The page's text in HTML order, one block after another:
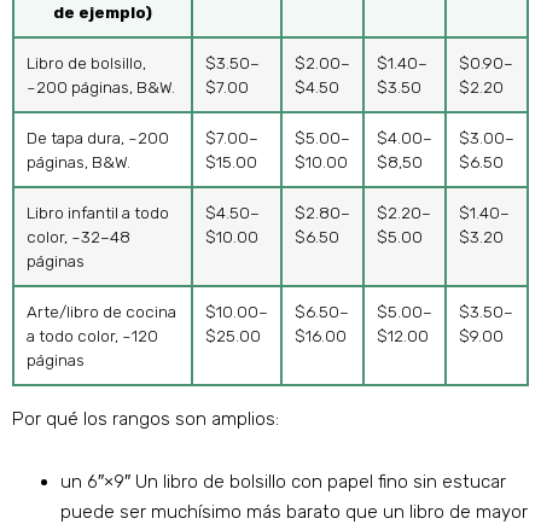
de ejemplo)
Libro de bolsillo,
~200 páginas, B&W.
$3.50–
$7.00
$2.00–
$4.50
$1.40–
$3.50
$0.90–
$2.20
De tapa dura, ~200
páginas, B&W.
$7.00–
$15.00
$5.00–
$10.00
$4.00–
$8,50
$3.00–
$6.50
Libro infantil a todo
color, ~32–48
páginas
$4.50–
$10.00
$2.80–
$6.50
$2.20–
$5.00
$1.40–
$3.20
Arte/libro de cocina
a todo color, ~120
páginas
$10.00–
$25.00
$6.50–
$16.00
$5.00–
$12.00
$3.50–
$9.00
Por qué los rangos son amplios:
un 6″×9″ Un libro de bolsillo con papel fino sin estucar
puede ser muchísimo más barato que un libro de mayor